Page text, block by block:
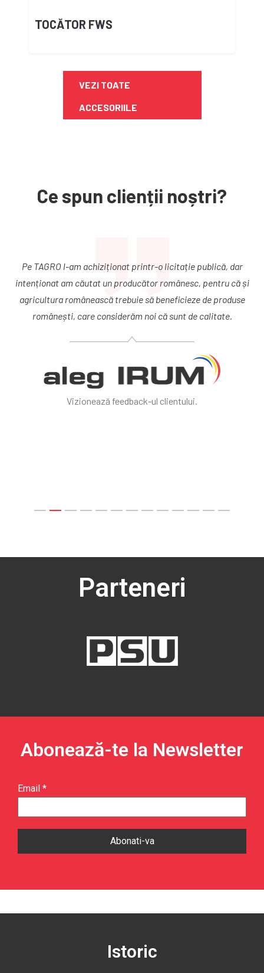
TOCĂTOR FWS
VEZI TOATE
ACCESORIILE
Ce spun clienții noștri?
Am ales TAGRO după ce am studiat piața, după ce ne-am
o idee ce am putea achiziționa și ne-am orientat către
tractor în primul rând datorită calităților pe care le are și
corespund cerințelor noastre, pentru a putea fi folosit
Parteneri
Abonează-te la Newsletter​
Email *
Istoric